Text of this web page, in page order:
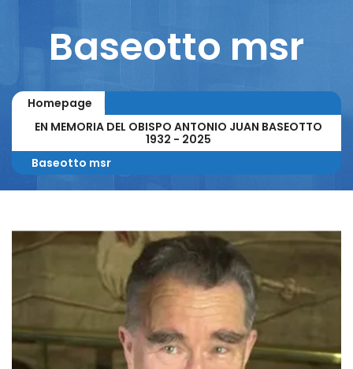
Reportajes
Columnistas
Contacto
Baseotto msr
Homepage
EN MEMORIA DEL OBISPO ANTONIO JUAN BASEOTTO
1932 - 2025
Baseotto msr